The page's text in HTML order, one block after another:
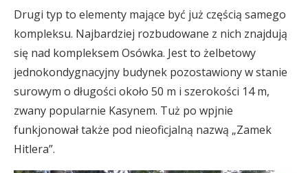
Drugi typ to elementy mające być już częścią samego
kompleksu. Najbardziej rozbudowane z nich znajdują
się nad kompleksem Osówka. Jest to żelbetowy
jednokondygnacyjny budynek pozostawiony w stanie
surowym o długości około 50 m i szerokości 14 m,
zwany popularnie Kasynem. Tuż po wpjnie
funkjonował także pod nieoficjalną nazwą „Zamek
Hitlera”.